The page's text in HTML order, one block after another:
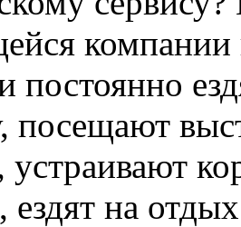
компании
постоянно
посещают
устраивают
ездят на